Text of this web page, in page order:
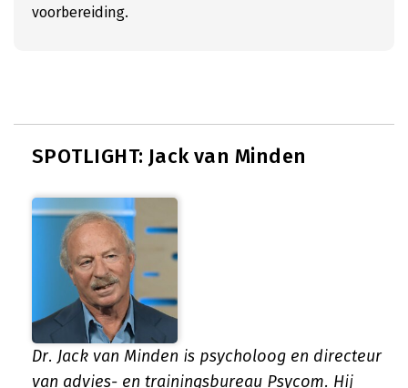
voorbereiding.
SPOTLIGHT: Jack van Minden
Dr. Jack van Minden is psycholoog en directeur
van advies- en trainingsbureau Psycom. Hij